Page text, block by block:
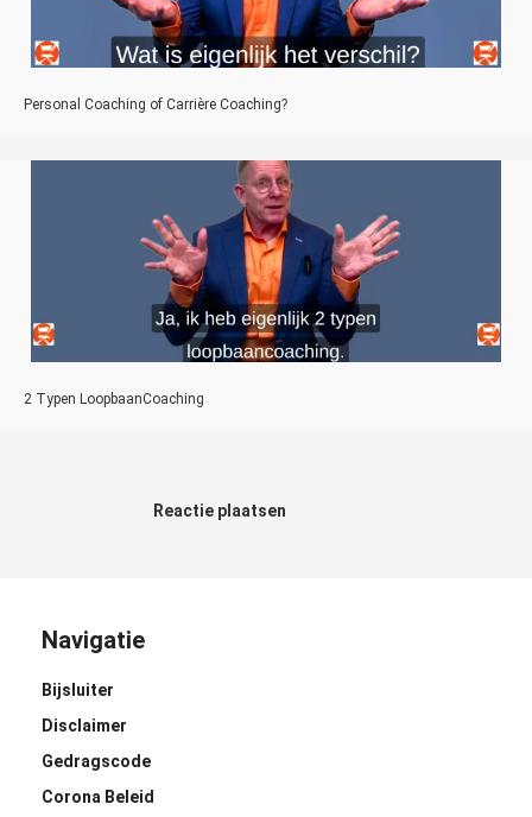
Personal Coaching of Carrière Coaching?
2 Typen LoopbaanCoaching
Reactie plaatsen
Navigatie
Bijsluiter
Disclaimer
Gedragscode
Corona Beleid